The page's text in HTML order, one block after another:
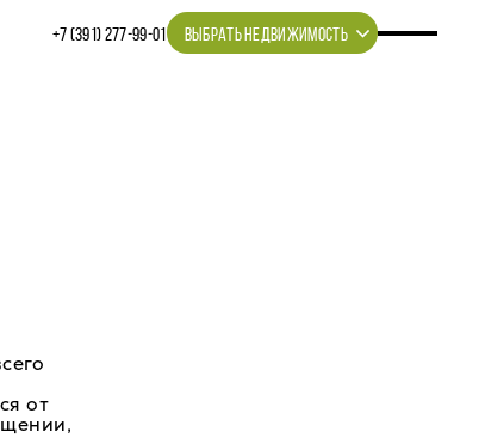
+7 (391) 277‒99‒01 ВЫБРАТЬ НЕДВИЖИМОСТЬ
от